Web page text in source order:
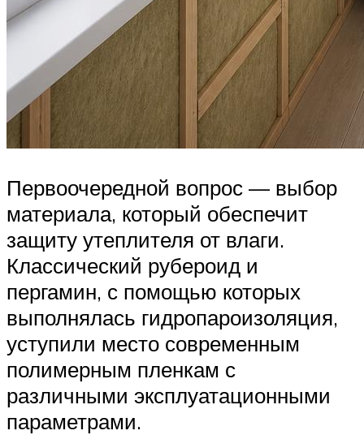
Первоочередной вопрос — выбор
материала, который обеспечит
защиту утеплителя от влаги.
Классический рубероид и
пергамин, с помощью которых
выполнялась гидропароизоляция,
уступили место современным
полимерным пленкам с
различными эксплуатационными
параметрами.